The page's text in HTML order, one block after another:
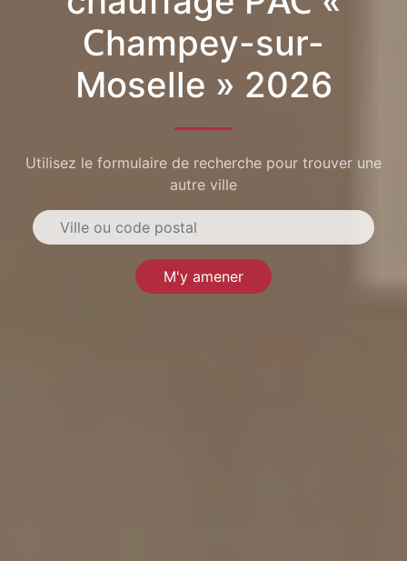
Champey-sur-
Moselle » 2026
Utilisez le formulaire de recherche pour trouver une
autre ville
M'y amener